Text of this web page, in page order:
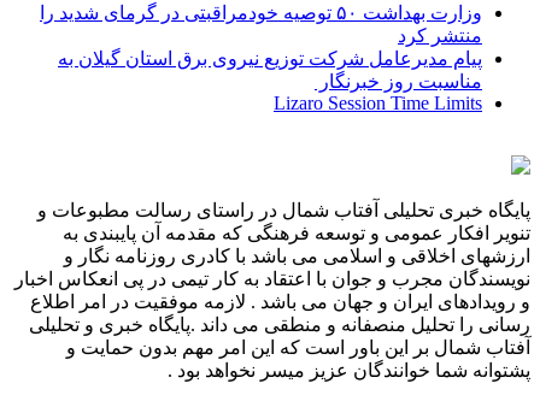
وزارت بهداشت ۵۰ توصیه خودمراقبتی در گرمای شدید را
منتشر کرد
پیام مدیرعامل شركت توزیع نیروی برق استان گیلان به
مناسبت روز خبرنگار ‌
Lizaro Session Time Limits
پایگاه خبری تحلیلی آفتاب شمال در راستای رسالت مطبوعات و
تنویر افکار عمومی و توسعه فرهنگی که مقدمه آن پایبندی به
ارزشهای اخلاقی و اسلامی می باشد با کادری روزنامه نگار و
نویسندگان مجرب و جوان با اعتقاد به کار تیمی در پی انعکاس اخبار
و رویدادهای ایران و جهان می باشد . لازمه موفقیت در امر اطلاع
رسانی را تحلیل منصفانه و منطقی می داند .پایگاه خبری و تحلیلی
آفتاب شمال بر این باور است که این امر مهم بدون حمایت و
پشتوانه شما خوانندگان عزیز میسر نخواهد بود .